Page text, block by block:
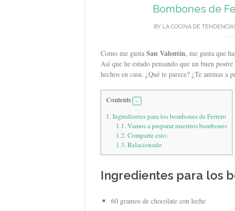
Bombones de
BY LA COCINA DE
Como me gusta San Valentín, me gusta que
Así que he estado pensando que un buen
hechos en casa. ¿Qué te parece? ¿Te animas
Contents
1.Ingredientes para los bombones de Ferrero
1.1.Vamos a preparar nuestros bombones
1.2.Comparte esto:
1.3.Relacionado
Ingredientes para los
60 gramos de chocolate con leche